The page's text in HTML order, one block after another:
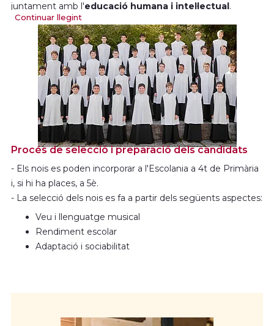
juntament amb l'educació humana i intel·lectual.
El seu prestigi és reconegut internacionalment, fa gires de
concerts per tot el món i disposa d'unadiscografia
abundant.
Al llarg de la seva història, han sortit un bon nombre de
mestres de capella i instrumentistes, a més de coneguts
compositors i professors.
Gràcies a l'Escolania, la tradició del monestir permet que
alguns monjos treballin en la creació, la formació i la
producció musicals.
Continuar llegint
Procés de selecció i preparació dels candidats
- Els nois es poden incorporar a l'Escolania a 4t de Primària
i, si hi ha places, a 5è.
- La selecció dels nois es fa a partir dels següents aspectes:
Veu i llenguatge musical
Rendiment escolar
Adaptació i sociabilitat